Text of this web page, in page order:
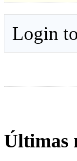
Login
Últimas